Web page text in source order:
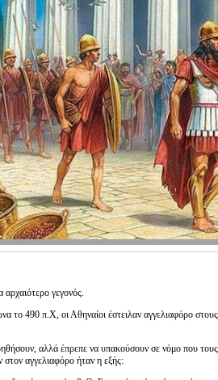
γεγονός.
το 490 π.Χ, οι Αθηναίοι έστειλαν αγγελιαφόρο
αλλά έπρεπε να υπακούσουν σε νόμο που
αγγελιαφόρο ήταν η εξής: